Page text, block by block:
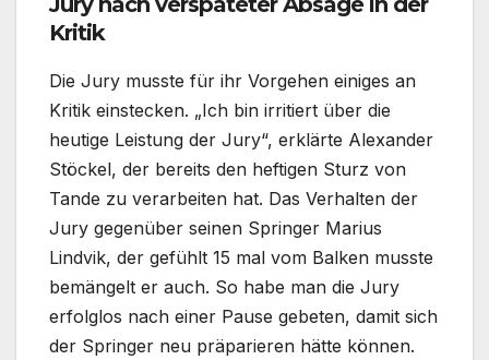
Kritik
Die Jury musste für ihr Vorgehen einiges an
Kritik einstecken. „Ich bin irritiert über die
heutige Leistung der Jury“, erklärte Alexander
Stöckel, der bereits den heftigen Sturz von
Tande zu verarbeiten hat. Das Verhalten der
Jury gegenüber seinen Springer Marius
Lindvik, der gefühlt 15 mal vom Balken musste
bemängelt er auch. So habe man die Jury
erfolglos nach einer Pause gebeten, damit sich
der Springer neu präparieren hätte können.